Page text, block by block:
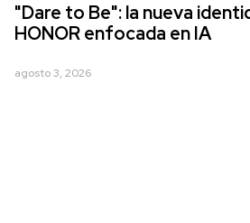
"Dare to Be": la nueva
HONOR enfocada en IA
agosto 3, 2026